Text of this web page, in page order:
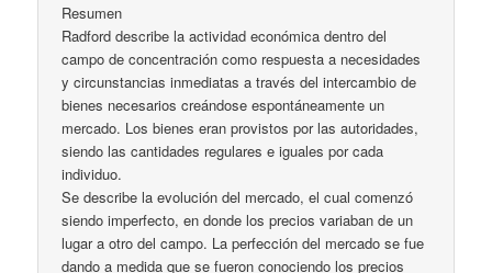
Resumen
Radford describe la actividad económica dentro del
campo de concentración como respuesta a necesidades
y circunstancias inmediatas a través del intercambio de
bienes necesarios creándose espontáneamente un
mercado. Los bienes eran provistos por las autoridades,
siendo las cantidades regulares e iguales por cada
individuo.
Se describe la evolución del mercado, el cual comenzó
siendo imperfecto, en donde los precios variaban de un
lugar a otro del campo. La perfección del mercado se fue
dando a medida que se fueron conociendo los precios